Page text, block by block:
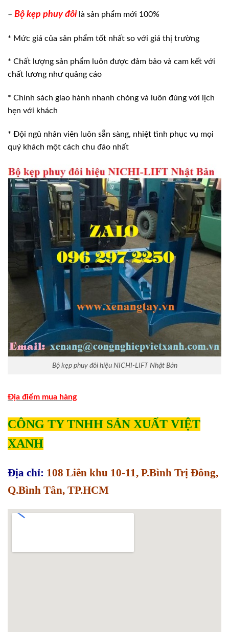
– Bộ kẹp phuy đôi là sản phẩm mới 100%
* Mức giá của sản phẩm tốt nhất so với giá thị trường
* Chất lượng sản phẩm luôn được đảm bảo và cam kết với
chất lương như quảng cáo
* Chính sách giao hành nhanh chóng và luôn đúng với lịch
hẹn với khách
* Đội ngủ nhân viên luôn sẵn sàng, nhiệt tình phục vụ mọi
quý khách một cách chu đáo nhất
Bộ kẹp phuy đôi hiệu NICHI-LIFT Nhật Bản
Địa điểm mua hàng
CÔNG TY TNHH SẢN XUẤT VIỆT
XANH
Địa chỉ: 108 Liên khu 10-11, P.Bình Trị Đông,
Q.Bình Tân, TP.HCM